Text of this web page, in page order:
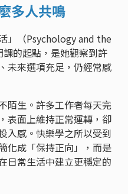
多人共鳴
」（Psychology and the
的起點，是她觀察到許
未來選項充足，仍經常感
陌生。許多工作者每天完
表面上維持正常運轉，卻
入感。快樂學之所以受到
化成「保持正向」，而是
日常生活中建立更穩定的